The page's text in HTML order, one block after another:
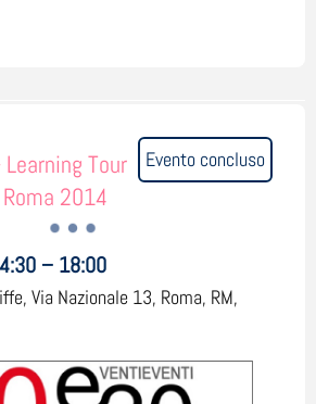
Evento concluso
Tour
2014
– 18:00
Via Nazionale 13, Roma, RM,